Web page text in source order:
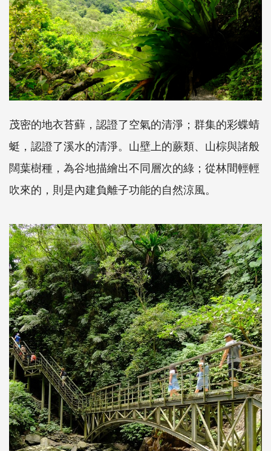
茂密的地衣苔蘚，認證了空氣的清淨；群集的彩蝶蜻
蜓，認證了溪水的清淨。山壁上的蕨類、山棕與諸般
闊葉樹種，為谷地描繪出不同層次的綠；從林間輕輕
吹來的，則是內建負離子功能的自然涼風。